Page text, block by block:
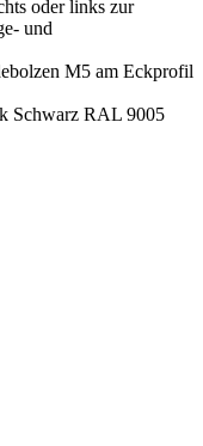
oder links zur
und
M5 am Eckprofil
Schwarz RAL 9005